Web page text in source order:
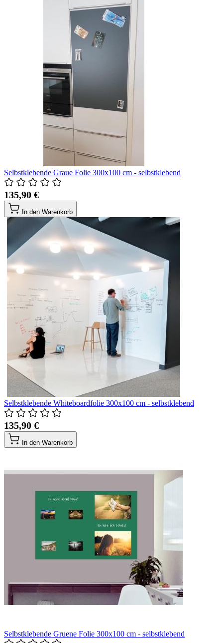
Selbstklebende Graue Folie 300x100 cm - selbstklebend
135,90 €
In den Warenkorb
Selbstklebende Whiteboardfolie 300x100 cm - selbstklebend
135,90 €
In den Warenkorb
Selbstklebende Gruene Folie 300x100 cm - selbstklebend